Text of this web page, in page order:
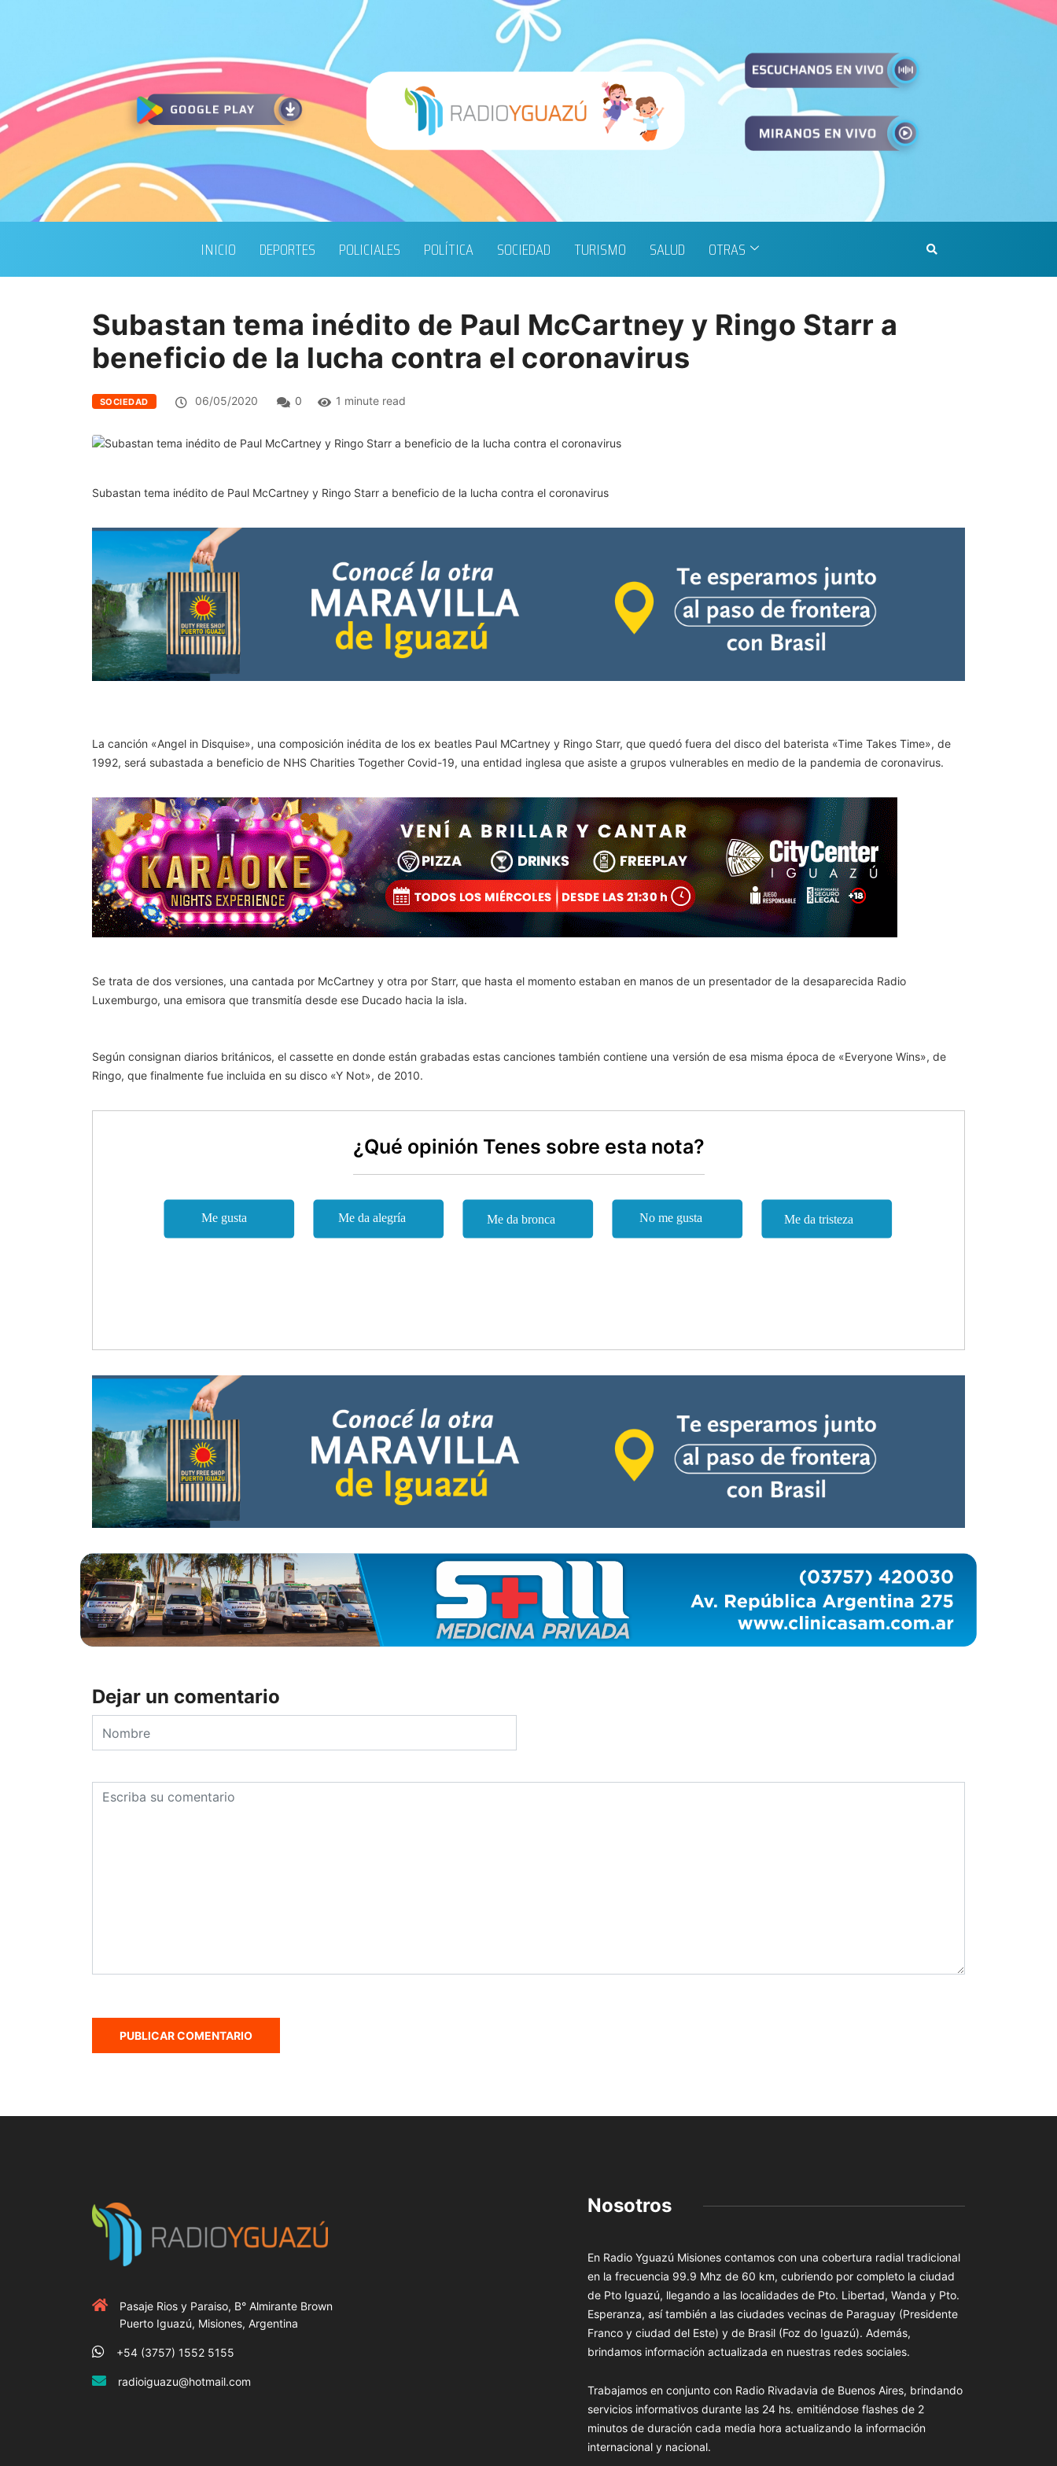
INICIO DEPORTES POLICIALES POLÍTICA SOCIEDAD TURISMO SALUD OTRAS
Subastan tema inédito de Paul McCartney y Ringo Starr a
beneficio de la lucha contra el coronavirus
SOCIEDAD 06/05/2020 0 1 minute read
Subastan tema inédito de Paul McCartney y Ringo Starr a beneficio de la lucha contra el coronavirus
La canción «Angel in Disquise», una composición inédita de los ex beatles Paul MCartney y Ringo Starr, que quedó fuera del disco del baterista «Time Takes Time», de
1992, será subastada a beneficio de NHS Charities Together Covid-19, una entidad inglesa que asiste a grupos vulnerables en medio de la pandemia de coronavirus.
Se trata de dos versiones, una cantada por McCartney y otra por Starr, que hasta el momento estaban en manos de un presentador de la desaparecida Radio
Luxemburgo, una emisora que transmitía desde ese Ducado hacia la isla.
Según consignan diarios británicos, el cassette en donde están grabadas estas canciones también contiene una versión de esa misma época de «Everyone Wins», de
Ringo, que finalmente fue incluida en su disco «Y Not», de 2010.
¿Qué opinión Tenes sobre esta nota?
Dejar un comentario
Pasaje Rios y Paraiso, B° Almirante Brown
Puerto Iguazú, Misiones, Argentina
+54 (3757) 1552 5155
radioiguazu@hotmail.com
Nosotros
En Radio Yguazú Misiones contamos con una cobertura radial tradicional
en la frecuencia 99.9 Mhz de 60 km, cubriendo por completo la ciudad
de Pto Iguazú, llegando a las localidades de Pto. Libertad, Wanda y Pto.
Esperanza, así también a las ciudades vecinas de Paraguay (Presidente
Franco y ciudad del Este) y de Brasil (Foz do Iguazú). Además,
brindamos información actualizada en nuestras redes sociales.
Trabajamos en conjunto con Radio Rivadavia de Buenos Aires, brindando
servicios informativos durante las 24 hs. emitiéndose flashes de 2
minutos de duración cada media hora actualizando la información
internacional y nacional.